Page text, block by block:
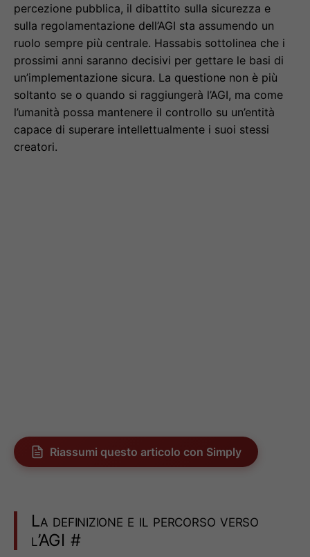
percezione pubblica, il dibattito sulla sicurezza e
sulla regolamentazione dell’AGI sta assumendo un
ruolo sempre più centrale. Hassabis sottolinea che i
prossimi anni saranno decisivi per gettare le basi di
un’implementazione sicura. La questione non è più
soltanto se o quando si raggiungerà l’AGI, ma come
l’umanità possa mantenere il controllo su un’entità
capace di superare intellettualmente i suoi stessi
creatori.
Riassumi questo articolo con Simply
La definizione e il percorso verso
l’AGI #